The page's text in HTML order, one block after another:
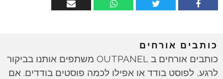
כותבים אורחים
כותבים אורחים ב OUTPANEL משתפים אותנו בביקור
לרגע, לפוסט בודד או אפילו לכמה פוסטים בודדים. אם